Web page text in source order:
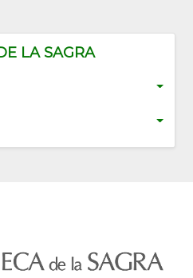
LA SAGRA